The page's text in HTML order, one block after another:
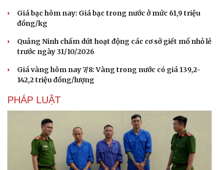
Doanh nghiệp
Công nghệ
Giá bạc hôm nay: Giá bạc trong nước ở mức 61,9 triệu
đồng/kg
Quảng Ninh chấm dứt hoạt động các cơ sở giết mổ nhỏ lẻ
trước ngày 31/10/2026
Giá vàng hôm nay 7/8: Vàng trong nước có giá 139,2-
142,2 triệu đồng/lượng
PHÁP LUẬT